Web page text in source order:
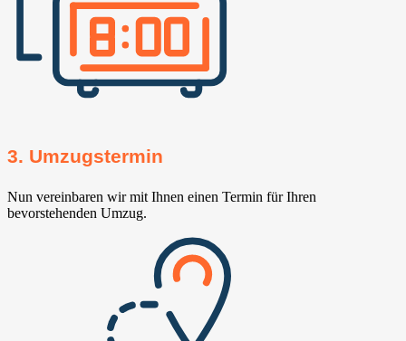
3. Umzugstermin
Nun vereinbaren wir mit Ihnen einen Termin für Ihren
bevorstehenden Umzug.